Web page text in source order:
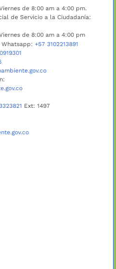
de 8:00 am a 4:00 pm.
de Servicio a la Ciudadanía:
de 8:00 am a 4:00 pm
Whatsapp: +57 3102213891
Ext: 1497